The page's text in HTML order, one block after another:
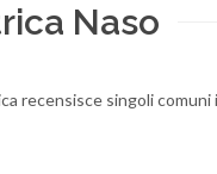
Naso
recensisce singoli comuni